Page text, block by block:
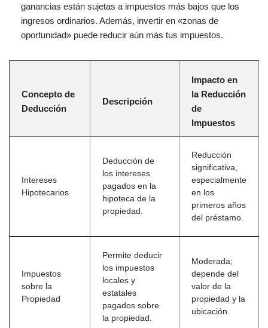
ganancias están sujetas a impuestos más bajos que los
ingresos ordinarios. Además, invertir en «zonas de
oportunidad» puede reducir aún más tus impuestos.
Concepto de
Deducción
Descripción
Impacto en
la Reducción
de
Impuestos
Intereses
Hipotecarios
Deducción de
los intereses
pagados en la
hipoteca de la
propiedad.
Reducción
significativa,
especialmente
en los
primeros años
del préstamo.
Impuestos
sobre la
Propiedad
Permite deducir
los impuestos
locales y
estatales
pagados sobre
la propiedad.
Moderada;
depende del
valor de la
propiedad y la
ubicación.